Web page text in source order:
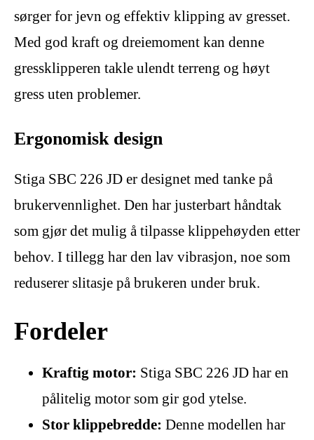
sørger for jevn og effektiv klipping av gresset.
Med god kraft og dreiemoment kan denne
gressklipperen takle ulendt terreng og høyt
gress uten problemer.
Ergonomisk design
Stiga SBC 226 JD er designet med tanke på
brukervennlighet. Den har justerbart håndtak
som gjør det mulig å tilpasse klippehøyden etter
behov. I tillegg har den lav vibrasjon, noe som
reduserer slitasje på brukeren under bruk.
Fordeler
Kraftig motor: Stiga SBC 226 JD har en
pålitelig motor som gir god ytelse.
Stor klippebredde: Denne modellen har